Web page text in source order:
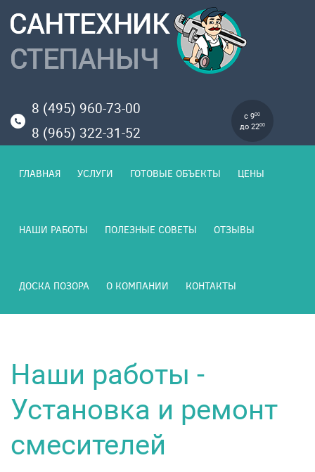
8 (495) 960-73-00
8 (965) 322-31-52
с 900
до 2200
ГЛАВНАЯ УСЛУГИ ГОТОВЫЕ ОБЪЕКТЫ ЦЕНЫ
НАШИ РАБОТЫ ПОЛЕЗНЫЕ СОВЕТЫ ОТЗЫВЫ
ДОСКА ПОЗОРА О КОМПАНИИ КОНТАКТЫ
Наши работы -
Установка и ремонт
смесителей